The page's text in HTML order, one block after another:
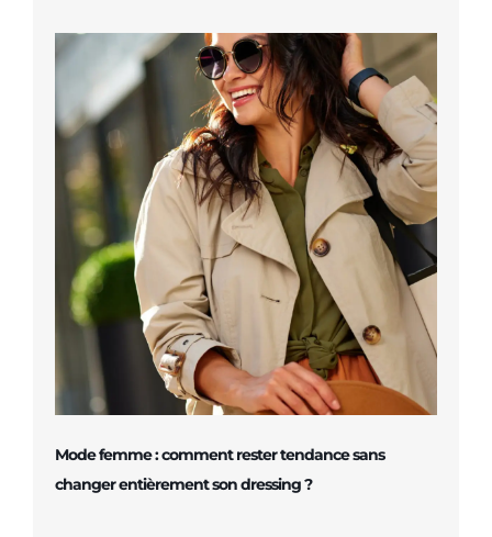
Mode femme : comment rester tendance sans
changer entièrement son dressing ?